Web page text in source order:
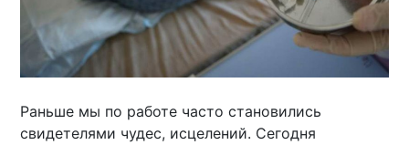
Раньше мы по работе часто становились
свидетелями чудес, исцелений. Сегодня